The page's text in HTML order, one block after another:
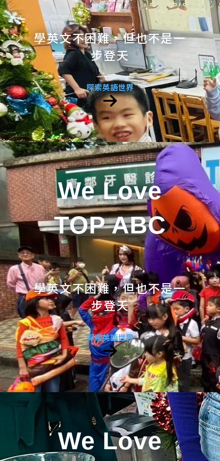
學英文不困難，但也不是一
步登天
探索英語世界
We Love
TOP ABC
學英文不困難，但也不是一
步登天
探索英語世界
We Love